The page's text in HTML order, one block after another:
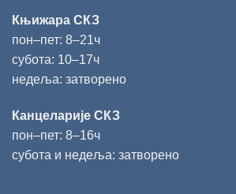
Књижара СКЗ
пон‒пет: 8‒21ч
субота: 10‒17ч
недеља: затворено
Канцеларије СКЗ
пон‒пет: 8‒16ч
субота и недеља: затворено